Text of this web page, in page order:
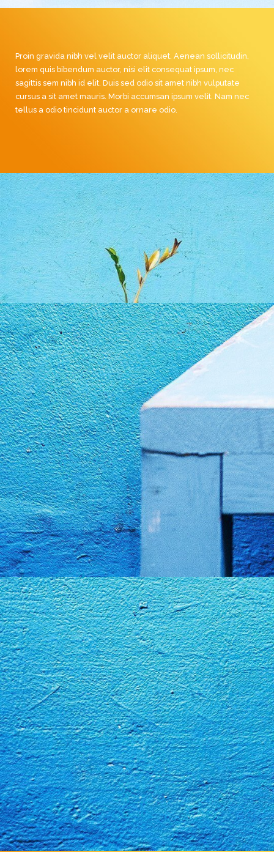
Proin gravida nibh vel velit auctor aliquet. Aenean sollicitudin,
lorem quis bibendum auctor, nisi elit consequat ipsum, nec
sagittis sem nibh id elit. Duis sed odio sit amet nibh vulputate
cursus a sit amet mauris. Morbi accumsan ipsum velit. Nam nec
tellus a odio tincidunt auctor a ornare odio.